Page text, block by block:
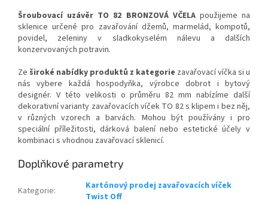
Šroubovací uzávěr TO 82 BRONZOVÁ VČELApoužijeme na
sklenice určené pro zavařování džemů, marmelád, kompotů,
povidel, zeleniny v sladkokyselém nálevu a dalších
konzervovaných potravin.
Ze široké nabídky produktů z kategorie zavařovací víčka si u
nás vybere každá hospodyňka, výrobce dobrot i bytový
designér. V této velikosti o průměru 82 mm nabízíme další
dekorativní varianty zavařovacích víček TO 82s klipem i bez něj,
v různých vzorech a barvách. Mohou být používány i pro
speciální příležitosti, dárková balení nebo estetické účely v
kombinaci s vhodnou zavařovací sklenicí.
Doplňkové parametry
Kategorie:
Kartónový prodej zavařovacích víček
Twist Off